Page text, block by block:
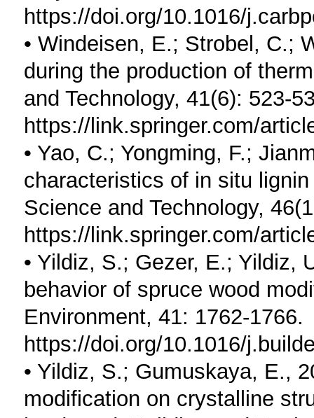
https://doi.org/10.1016/
• Windeisen, E.; Strobel, C.;
during the production of
and Technology, 41(6): 523-
https://link.springer.com/
• Yao, C.; Yongming, F.;
characteristics of in situ
Science and Technology,
https://link.springer.com/
• Yildiz, S.; Gezer, E.; Yildiz,
behavior of spruce wood
Environment, 41: 1762-1766.
https://doi.org/10.1016/
• Yildiz, S.; Gumuskaya, E.,
modification on crystalline